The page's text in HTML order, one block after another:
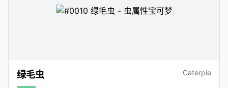
绿毛虫 Caterpie